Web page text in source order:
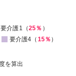
要介護1（25％ ）
要介護4（ 15％ ）
を算出